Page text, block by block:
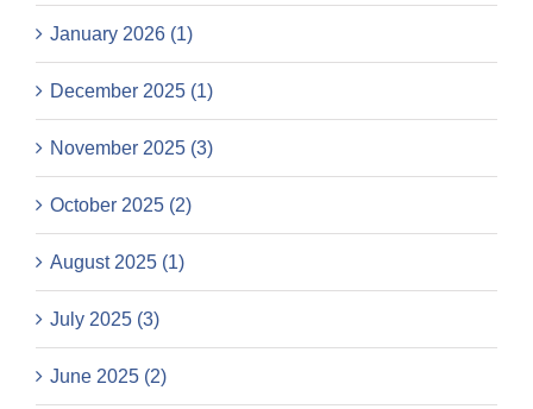
January 2026 (1)
December 2025 (1)
November 2025 (3)
October 2025 (2)
August 2025 (1)
July 2025 (3)
June 2025 (2)